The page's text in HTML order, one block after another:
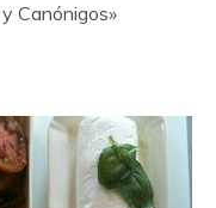
Canónigos»